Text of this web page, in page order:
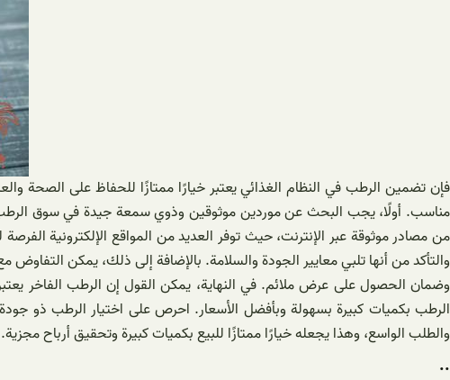
فإن تضمين الرطب في النظام الغذائي يعتبر خيارًا ممتازًا للحفاظ على الصحة
مناسب. أولًا، يجب البحث عن موردين موثوقين وذوي سمعة جيدة في سوق الرطب،
من مصادر موثوقة عبر الإنترنت، حيث توفر العديد من المواقع الإلكترونية
والتأكد من أنها تلبي معايير الجودة والسلامة. بالإضافة إلى ذلك، يمكن
وضمان الحصول على عرض ملائم. في النهاية، يمكن القول إن الرطب الفاخر
الرطب بكميات كبيرة بسهولة وبأفضل الأسعار. احرص على اختيار الرطب ذو
والطلب الواسع، وهذا يجعله خيارًا ممتازًا للبيع بكميات كبيرة وتحقيق أرباح
..